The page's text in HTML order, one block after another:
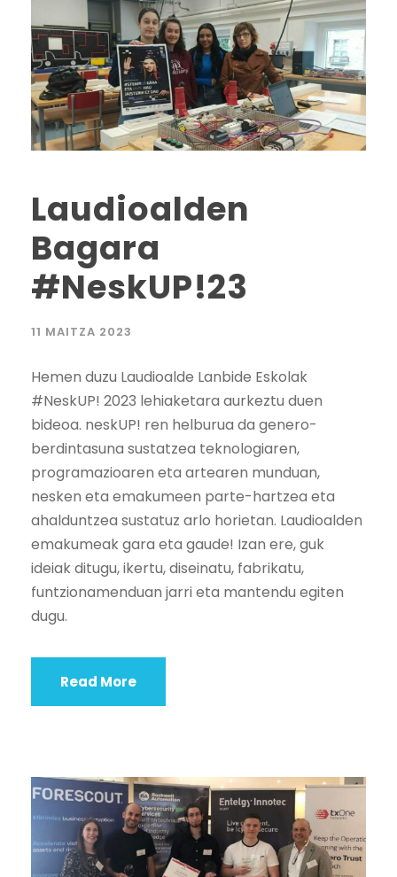
Laudioalden
Bagara
#NeskUP!23
11 MAITZA 2023
Hemen duzu Laudioalde Lanbide Eskolak
#NeskUP! 2023 lehiaketara aurkeztu duen
bideoa. neskUP! ren helburua da genero-
berdintasuna sustatzea teknologiaren,
programazioaren eta artearen munduan,
nesken eta emakumeen parte-hartzea eta
ahalduntzea sustatuz arlo horietan. Laudioalden
emakumeak gara eta gaude! Izan ere, guk
ideiak ditugu, ikertu, diseinatu, fabrikatu,
funtzionamenduan jarri eta mantendu egiten
dugu.
Read More